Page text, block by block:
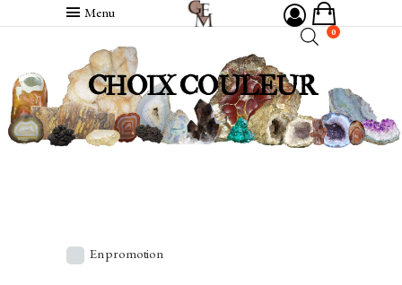
Menu
0
CHOIX COULEUR
En promotion